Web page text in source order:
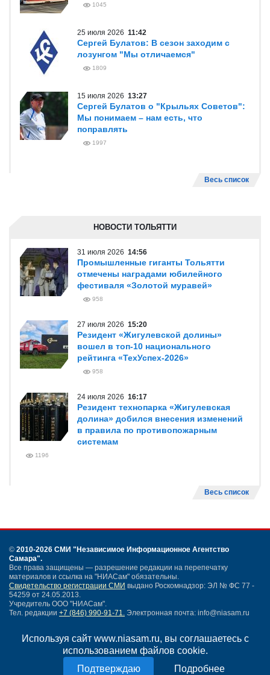
Используя сайт www.niasam.ru, вы соглашаетесь с
использованием файлов cookie.
Подробнее
1045
25 июля 2026 11:42
Сергей Булатов: В сезон заходим с
лозунгом "Мы отличаемся"
1809
15 июля 2026 13:27
Сергей Булатов о "Крыльях Советов":
Мы понимаем – нам есть, что
поправлять
1997
Весь список
НОВОСТИ ТОЛЬЯТТИ
31 июля 2026 14:56
Промышленные гиганты Тольятти
отмечены наградами юбилейного
фестиваля «Золотой муравей»
958
27 июля 2026 15:20
Резидент «Жигулевской долины»
вошел в топ-10 национального
рейтинга «ТехУспех-2026»
958
24 июля 2026 16:17
Резидент технопарка «Жигулевская
долина» добился внесения изменений
в правила по противопожарным
системам
1196
Весь список
© 2010-2026 СМИ "Независимое Информационное Агентство
Самара".
Все права защищены — разрешение редакции на перепечатку
материалов и ссылка на "НИАСам" обязательны.
Свидетельство регистрации СМИ выдано Роскомнадзор: ЭЛ № ФС 77 -
54259 от 24.05.2013.
Учредитель ООО "НИАСам".
Тел. редакции +7 (846) 990-91-71. Электронная почта: info@niasam.ru
Карта сайта
Нашли ошибку?
Политика конфиденциальности